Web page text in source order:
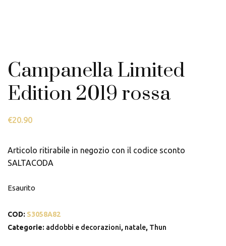
Campanella Limited
Edition 2019 rossa
€20.90
Articolo ritirabile in negozio con il codice sconto
SALTACODA
Esaurito
COD: S3058A82
Categorie: addobbi e decorazioni, natale, Thun